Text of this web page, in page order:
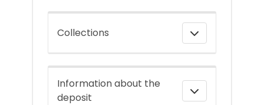
Collections
Information about the
deposit